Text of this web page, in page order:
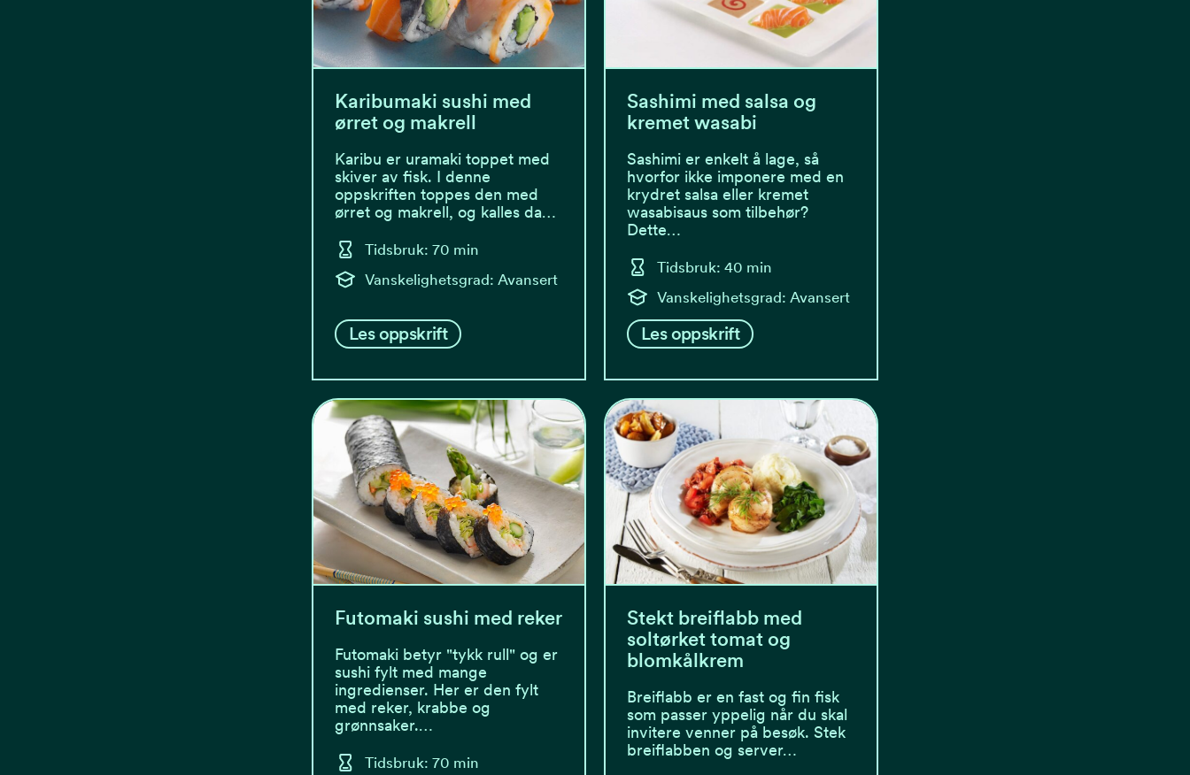
Karibumaki sushi med
ørret og makrell
Karibu er uramaki toppet med
skiver av fisk. I denne
oppskriften toppes den med
ørret og makrell, og kalles da…
Tidsbruk: 70 min
Vanskelighetsgrad: Avansert
Les oppskrift
Sashimi med salsa og
kremet wasabi
Sashimi er enkelt å lage, så
hvorfor ikke imponere med en
krydret salsa eller kremet
wasabisaus som tilbehør?
Dette…
Tidsbruk: 40 min
Vanskelighetsgrad: Avansert
Les oppskrift
Futomaki sushi med reker
Futomaki betyr "tykk rull" og er
sushi fylt med mange
ingredienser. Her er den fylt
med reker, krabbe og
grønnsaker.…
Tidsbruk: 70 min
Stekt breiflabb med
soltørket tomat og
blomkålkrem
Breiflabb er en fast og fin fisk
som passer yppelig når du skal
invitere venner på besøk. Stek
breiflabben og server…